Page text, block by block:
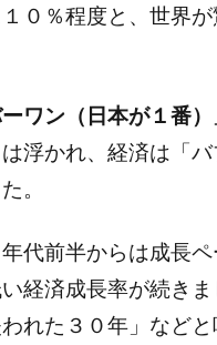
０％程度と、世界
ワン（日本が１番）
浮かれ、経済は「
。
代前半からは成長
経済成長率が続き
れた３０年」などと